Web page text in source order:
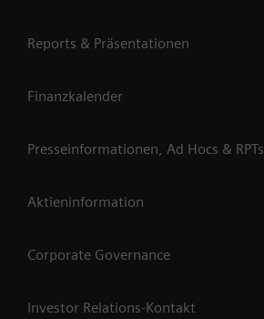
Reports & Präsentationen
Finanzkalender
Presseinformationen, Ad Hocs & RPTs
Aktieninformation
Corporate Governance
Investor Relations-Kontakt